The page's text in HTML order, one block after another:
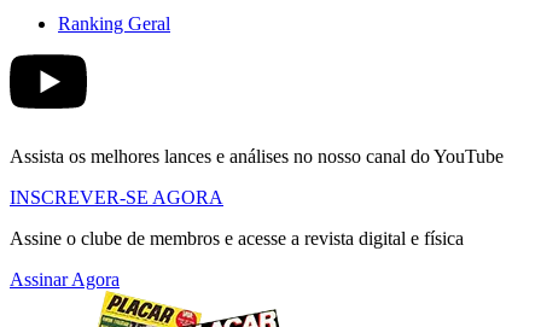
Ranking Geral
Assista os melhores lances e análises no nosso canal do YouTube
INSCREVER-SE AGORA
Assine o clube de membros e acesse a revista digital e física
Assinar Agora